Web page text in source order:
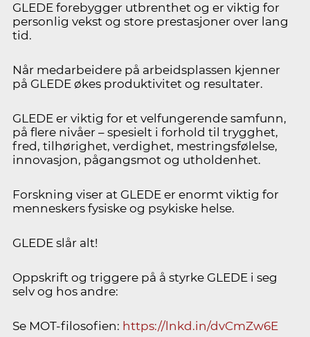
GLEDE forebygger utbrenthet og er viktig for
personlig vekst og store prestasjoner over lang
tid.
Når medarbeidere på arbeidsplassen kjenner
på GLEDE økes produktivitet og resultater.
GLEDE er viktig for et velfungerende samfunn,
på flere nivåer – spesielt i forhold til trygghet,
fred, tilhørighet, verdighet, mestringsfølelse,
innovasjon, pågangsmot og utholdenhet.
Forskning viser at GLEDE er enormt viktig for
menneskers fysiske og psykiske helse.
GLEDE slår alt!
Oppskrift og triggere på å styrke GLEDE i seg
selv og hos andre:
Se MOT-filosofien: https://lnkd.in/dvCmZw6E